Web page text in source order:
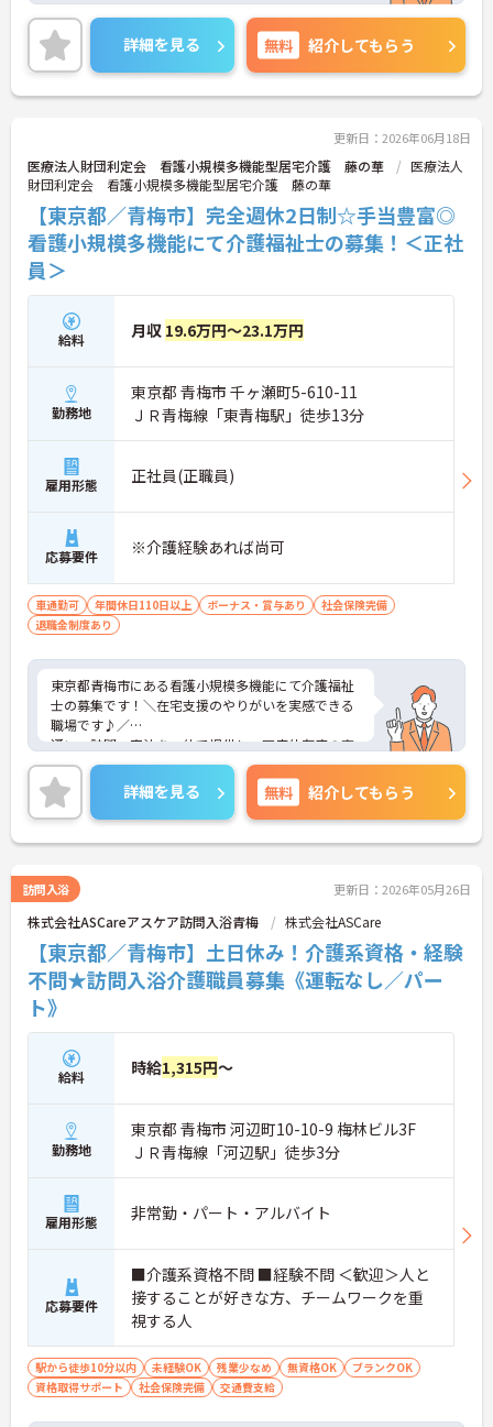
です。
◆「学びたい」という意欲を全力で応援する職場で
す。資格取得支援制度を利用すれば、介護職員初任
者研修や実務者研修などの費用を会社負担で取得可
能です。資格を取得するごとにしっかりと給与に反
◆施設ごとの課題を話し合う「スタッフミーティン
グ」や、利用者様へのケアを考える「ケースカンフ
ァレンス」を実施しています。新人・ベテランに関
係なく意見交換を行い、みんなで解決策を考えるフ
ラットな関係性です。また、虐待防止研修などを通
じて「良いケア・悪いケア」の線引きを明確にし、
職員全員が安心して働ける、誇りを持てる職場環境
づくりに取り組んでいます。
詳細を見る 無料 紹介してもらう
更新日：2026年06月18日
医療法人財団利定会 看護小規模多機能型居宅介護 藤の華
医療法人
財団利定会 看護小規模多機能型居宅介護 藤の華
【東京都／青梅市】完全週休2日制☆手当豊富◎
看護小規模多機能にて介護福祉士の募集！＜正社
員＞
給料 月収 19.6万円～23.1万円
勤務地
東京都 青梅市 千ヶ瀬町5-610-11
ＪＲ青梅線「東青梅駅」徒歩13分
雇用形態 正社員(正職員)
応募要件 ※介護経験あれば尚可
車通勤可 年間休日110日以上 ボーナス・賞与あり
社会保険完備
退職金制度あり
東京都青梅市にある看護小規模多機能にて介護福祉
士の募集です！＼在宅支援のやりがいを実感できる
職場です♪／
通い・訪問・宿泊を一体で提供し、医療依存度の高
い方まで幅広く対応。「生活を支える介護」を大切
にしており、施設内外をつなぐ支援にしっかり関わ
れます。ご興味のある方には、面接対策ポイントな
ど、さらに詳細をお話しいたしますのでお気軽にご
相談ください！
■ 柔軟に働ける安心の勤務環境？
プライベートとの両立がしやすい環境です。
・「年間休日110日以上」「完全週休2日制（月9日
休み）」
・残業は月平均15時間程度
・夏季・冬季休暇それぞれ3日あり
ます
■ 3つのサービスでスキルUP？？
幅広い経験を積めるのが魅力です。
・通い・訪問・宿泊の3形態に対応
・利用者に合わせて柔軟に支援を切り替え
・身体介護、生活援助、送迎まで一貫して担当
→ 実務を通じて介護力をしっかり伸ばせます
地域に密着した介護を実践できます。
・自宅での生活継続を第一に考える支援
・地域包括ケアの一員として活躍できる
→ 「人の暮らしに寄り添う介護」を実感できる環境
です
詳細を見る 無料 紹介してもらう
訪問入浴 更新日：2026年05月26日
株式会社ASCareアスケア訪問入浴青梅 株式会社ASCare
【東京都／青梅市】土日休み！介護系資格・経験
不問★訪問入浴介護職員募集《運転なし／パー
ト》
給料 時給1,315円～
勤務地
東京都 青梅市 河辺町10-10-9 梅林ビル3F
ＪＲ青梅線「河辺駅」徒歩3分
雇用形態 非常勤・パート・アルバイト
応募要件
■介護系資格不問 ■経験不問 ＜歓迎＞人と
接することが好きな方、チームワークを重
視する人
駅から徒歩10分以内 未経験OK 残業少なめ 無資格OK
ブランクOK
資格取得サポート
社会保険完備 交通費支給